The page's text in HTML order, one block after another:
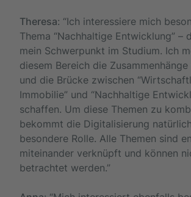
Theresa: “Ich interessiere mich
Thema “Nachhaltige Entwicklung” –
mein Schwerpunkt im Studium. Ich
diesem Bereich die
und die Brücke zwischen
Immobilie” und “Nachhaltige
schaffen. Um diese Themen zu
bekommt die Digitalisierung
besondere Rolle. Alle Themen sind
miteinander verknüpft und können
betrachtet werden.”